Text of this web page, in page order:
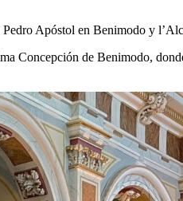
Apóstol en Benimodo y
Concepción de Benimodo,